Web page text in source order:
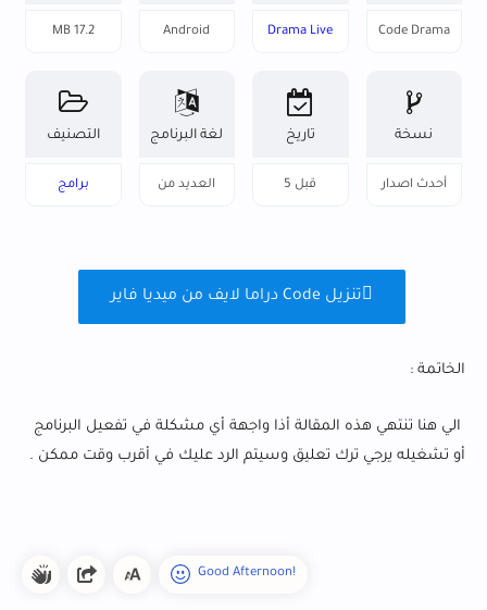
البرنامج
Code Drama المنتجة
Drama Live
Android البرنامج
17.2 MB
نسخة
البرنامج
أحدث اصدار
تاريخ
التحديث
قبل 5
لغة البرنامج
العديد من
التصنيف
برامج
تنزيل Code دراما لايف من ميديا فاير
الخاتمة :
الي هنا تنتهي هذه المقالة أذا واجهة أي مشكلة في تفعيل البرنامج
أو تشغيله يرجي ترك تعليق وسيتم الرد عليك في أقرب وقت ممكن .